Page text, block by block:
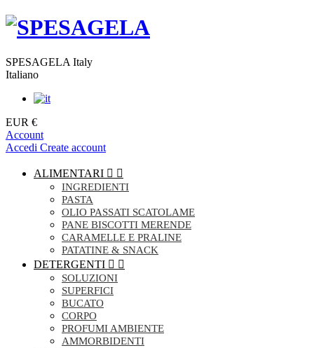
SPESAGELA Italy
Italiano
EUR €
Account
Accedi Create account
ALIMENTARI  
INGREDIENTI
PASTA
OLIO PASSATI SCATOLAME
PANE BISCOTTI MERENDE
CARAMELLE E PRALINE
PATATINE & SNACK
DETERGENTI  
SOLUZIONI
SUPERFICI
BUCATO
CORPO
PROFUMI AMBIENTE
AMMORBIDENTI